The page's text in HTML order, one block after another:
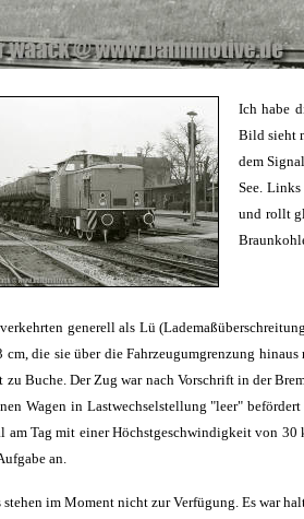
Ich habe
Bild sieht
dem
See.
und rollt
generell als Lü
cm, die sie über die Fahrzeugumgrenzung
zu Buche. Der Zug war nach Vorschrift in der
Wagen in Lastwechselstellung "leer"
am Tag mit einer Höchstgeschwindigkeit von
an.
stehen im Moment nicht zur Verfügung. Es war